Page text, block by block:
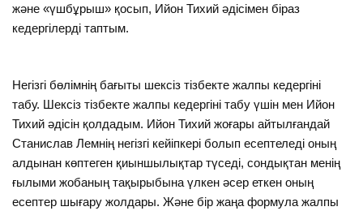
және «үшбұрыш» қосып, Ийон Тихий әдісімен біраз
кедергілерді таптым.
Негізгі бөлімнің бағыты шексіз тізбекте жалпы кедергіні
табу. Шексіз тізбекте жалпы кедергіні табу үшін мен Ийон
Тихий әдісін қолдадым. Ийон Тихий жоғары айтылғандай
Станислав Лемнің негізгі кейіпкері болып есептеледі оның
алдынан көптеген қиыншылықтар түседі, сондықтан менің
ғылыми жобаның тақырыбына үлкен әсер еткен оның
есептер шығару жолдары. Және бір жаңа формула жалпы